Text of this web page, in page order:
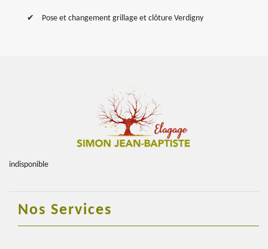
Pose et changement grillage et clôture Verdigny
indisponible
Nos Services